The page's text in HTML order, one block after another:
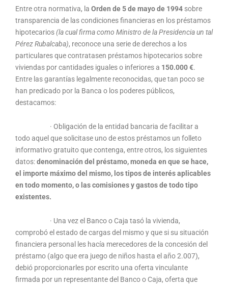
Entre otra normativa, la Orden de 5 de mayo de 1994 sobre
transparencia de las condiciones financieras en los préstamos
hipotecarios(la cual firma como Ministro de la Presidencia un tal
Pérez Rubalcaba), reconoce una serie de derechos a los
particulares que contratasen préstamos hipotecarios sobre
viviendas por cantidades iguales o inferiores a 150.000 €.
Entre las garantías legalmente reconocidas, que tan poco se
han predicado por la Banca o los poderes públicos,
destacamos:
· Obligación de la entidad bancaria de facilitar a
todo aquel que solicitase uno de estos préstamos un folleto
informativo gratuito que contenga, entre otros, los siguientes
datos:denominación del préstamo, moneda en que se hace,
el importe máximo del mismo, los tipos de interés aplicables
en todo momento, o las comisiones y gastos de todo tipo
existentes.
· Una vez el Banco o Caja tasó la vivienda,
comprobó el estado de cargas del mismo y que si su situación
financiera personal les hacía merecedores de la concesión del
préstamo (algo que era juego de niños hasta el año 2.007),
debió proporcionarles por escrito una oferta vinculante
firmada por un representante del Banco o Caja, oferta que